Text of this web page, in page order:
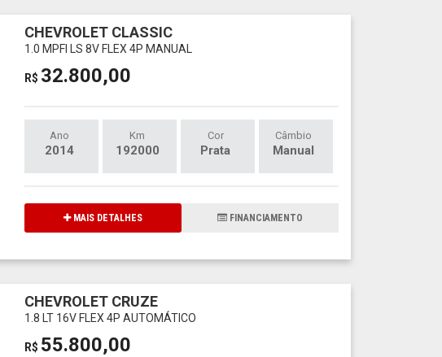
CHEVROLET CLASSIC
1.0 MPFI LS 8V FLEX 4P MANUAL
R$ 32.800,00
Ano
2014
Km
192000
Cor
Prata
Câmbio
Manual
MAIS DETALHES FINANCIAMENTO
CHEVROLET CRUZE
1.8 LT 16V FLEX 4P AUTOMÁTICO
R$ 55.800,00